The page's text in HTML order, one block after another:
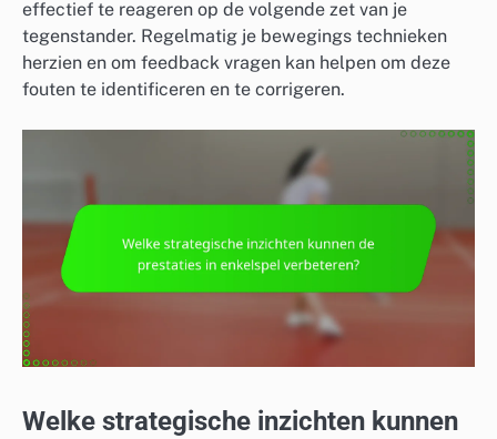
effectief te reageren op de volgende zet van je
tegenstander. Regelmatig je bewegings technieken
herzien en om feedback vragen kan helpen om deze
fouten te identificeren en te corrigeren.
Welke strategische inzichten kunnen